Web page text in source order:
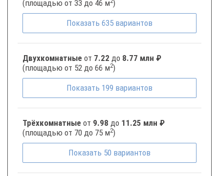
(площадью от 33 до 46 м )
Показать 635 вариантов
Двухкомнатные от 7.22 до 8.77 млн ₽
(площадью от 52 до 66 м2)
Показать 199 вариантов
Трёхкомнатные от 9.98 до 11.25 млн ₽
(площадью от 70 до 75 м2)
Показать 50 вариантов